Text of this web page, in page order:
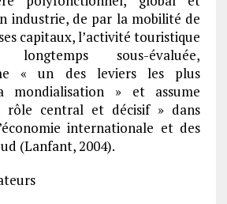
industrie, de par la mobilité de
capitaux, l’activité touristique
longtemps sous-évaluée,
« un des leviers les plus
mondialisation » et assume
rôle central et décisif » dans
internationale et des
(Lanfant, 2004).